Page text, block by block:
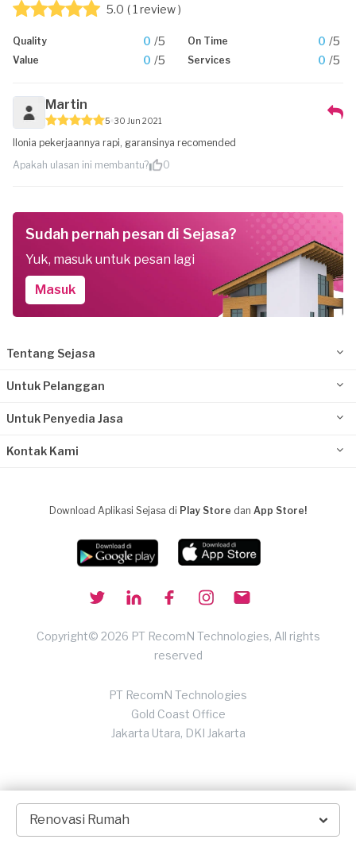
5.0 ( 1 review )
Quality 0 /5 On Time 0 /5
Value 0 /5 Services 0 /5
Martin
5 30 Jun 2021
Ilonia pekerjaannya rapi, garansinya recomended
Apakah ulasan ini membantu?
0
Renovasi Rumah
Sudah pernah pesan di Sejasa?
Yuk, masuk untuk pesan lagi
Masuk
Tentang Sejasa
Untuk Pelanggan
Untuk Penyedia Jasa
Kontak Kami
Download Aplikasi Sejasa di Play Store dan App Store!
Copyright© 2026 PT RecomN Technologies, All rights
reserved
PT RecomN Technologies
Gold Coast Office
Jakarta Utara, DKI Jakarta